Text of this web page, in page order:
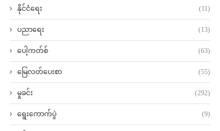
နိုင်ငံရေး (11)
ပညာရေး (13)
ပေါ့ကတ်စ် (63)
မြေလတ်ပေးစာ (55)
မှုခင်း (292)
ရွေးကောက်ပွဲ (9)